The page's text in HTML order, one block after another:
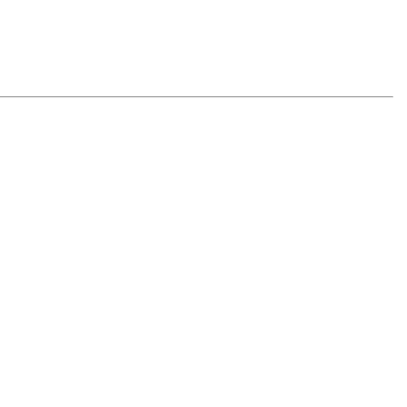
Vipps, Klarna och Google Pay.
debiteras kortet/fakturan.